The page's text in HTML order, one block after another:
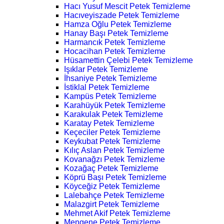
Hacı Yusuf Mescit Petek Temizleme
Hacıveyiszade Petek Temizleme
Hamza Oğlu Petek Temizleme
Hanay Başı Petek Temizleme
Harmancık Petek Temizleme
Hocacihan Petek Temizleme
Hüsamettin Çelebi Petek Temizleme
Işıklar Petek Temizleme
İhsaniye Petek Temizleme
İstiklal Petek Temizleme
Kampüs Petek Temizleme
Karahüyük Petek Temizleme
Karakulak Petek Temizleme
Karatay Petek Temizleme
Keçeciler Petek Temizleme
Keykubat Petek Temizleme
Kılıç Aslan Petek Temizleme
Kovanağzı Petek Temizleme
Kozağaç Petek Temizleme
Köprü Başı Petek Temizleme
Köyceğiz Petek Temizleme
Lalebahçe Petek Temizleme
Malazgirt Petek Temizleme
Mehmet Akif Petek Temizleme